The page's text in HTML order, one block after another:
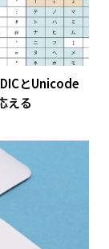
とUnicode
える